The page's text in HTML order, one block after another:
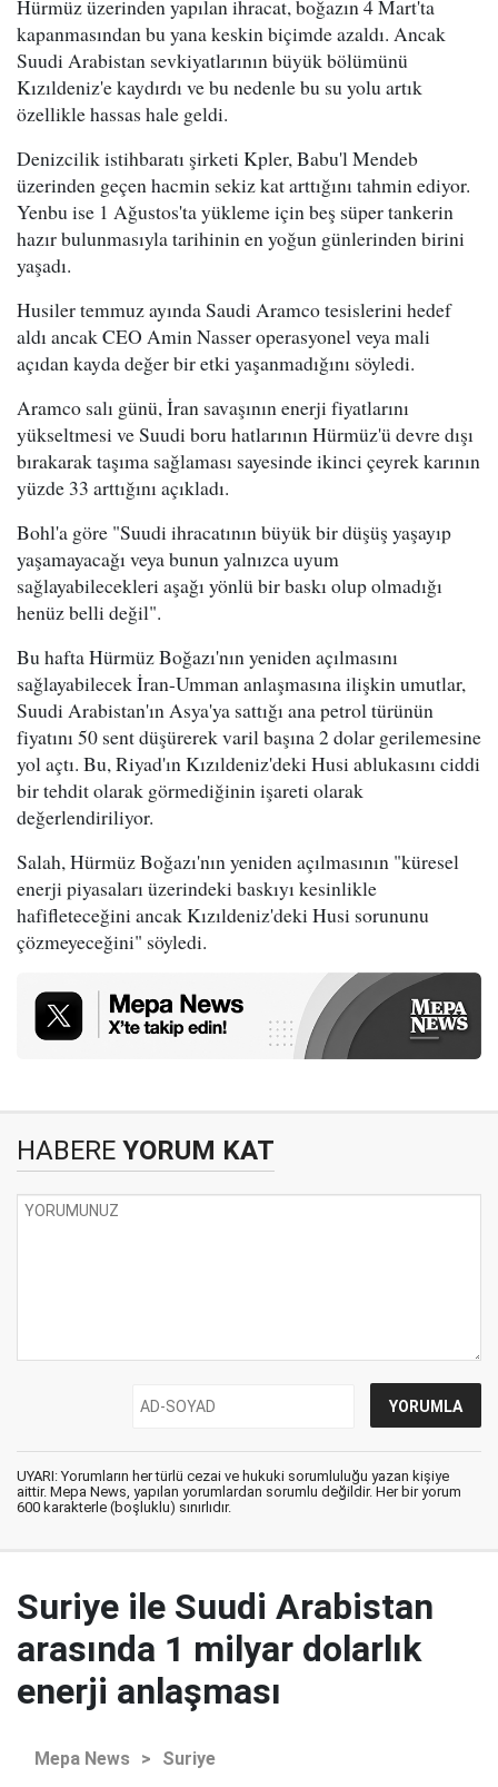
Hürmüz üzerinden yapılan ihracat, boğazın 4 Mart'ta
kapanmasından bu yana keskin biçimde azaldı. Ancak
Suudi Arabistan sevkiyatlarının büyük bölümünü
Kızıldeniz'e kaydırdı ve bu nedenle bu su yolu artık
özellikle hassas hale geldi.
Denizcilik istihbaratı şirketi Kpler, Babu'l Mendeb
üzerinden geçen hacmin sekiz kat arttığını tahmin ediyor.
Yenbu ise 1 Ağustos'ta yükleme için beş süper tankerin
hazır bulunmasıyla tarihinin en yoğun günlerinden birini
yaşadı.
Husiler temmuz ayında Saudi Aramco tesislerini hedef
aldı ancak CEO Amin Nasser operasyonel veya mali
açıdan kayda değer bir etki yaşanmadığını söyledi.
Aramco salı günü, İran savaşının enerji fiyatlarını
yükseltmesi ve Suudi boru hatlarının Hürmüz'ü devre dışı
bırakarak taşıma sağlaması sayesinde ikinci çeyrek karının
yüzde 33 arttığını açıkladı.
Bohl'a göre "Suudi ihracatının büyük bir düşüş yaşayıp
yaşamayacağı veya bunun yalnızca uyum
sağlayabilecekleri aşağı yönlü bir baskı olup olmadığı
henüz belli değil".
Bu hafta Hürmüz Boğazı'nın yeniden açılmasını
sağlayabilecek İran-Umman anlaşmasına ilişkin umutlar,
Suudi Arabistan'ın Asya'ya sattığı ana petrol türünün
fiyatını 50 sent düşürerek varil başına 2 dolar gerilemesine
yol açtı. Bu, Riyad'ın Kızıldeniz'deki Husi ablukasını ciddi
bir tehdit olarak görmediğinin işareti olarak
değerlendiriliyor.
Salah, Hürmüz Boğazı'nın yeniden açılmasının "küresel
enerji piyasaları üzerindeki baskıyı kesinlikle
hafifleteceğini ancak Kızıldeniz'deki Husi sorununu
çözmeyeceğini" söyledi.
HABERE YORUM KAT
UYARI: Yorumların her türlü cezai ve hukuki sorumluluğu yazan kişiye
aittir. Mepa News, yapılan yorumlardan sorumlu değildir. Her bir yorum
600 karakterle (boşluklu) sınırlıdır.
Suriye ile Suudi Arabistan
arasında 1 milyar dolarlık
enerji anlaşması
Mepa News > Suriye